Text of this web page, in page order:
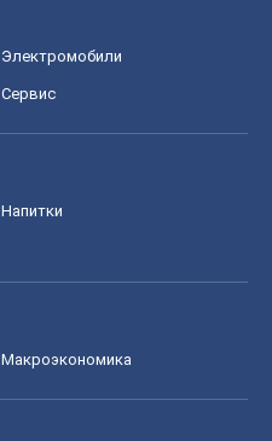
Электромобили
Сервис
Напитки
Mакроэкономика